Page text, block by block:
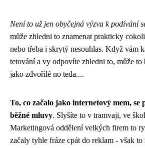
Není to už jen obyčejná výzva k podívání
může zhledni to znamenat prakticky
nebo třeba i skrytý nesouhlas. Když vám
tetování a vy odpovíte zhledni to, může to
jako zdvořilé no teda....
To, co začalo jako internetový mem, se
běžné mluvy. Slyšíte to v tramvaji, ve
Marketingová oddělení velkých firem to
začaly tyhle fráze cpát do reklam - však